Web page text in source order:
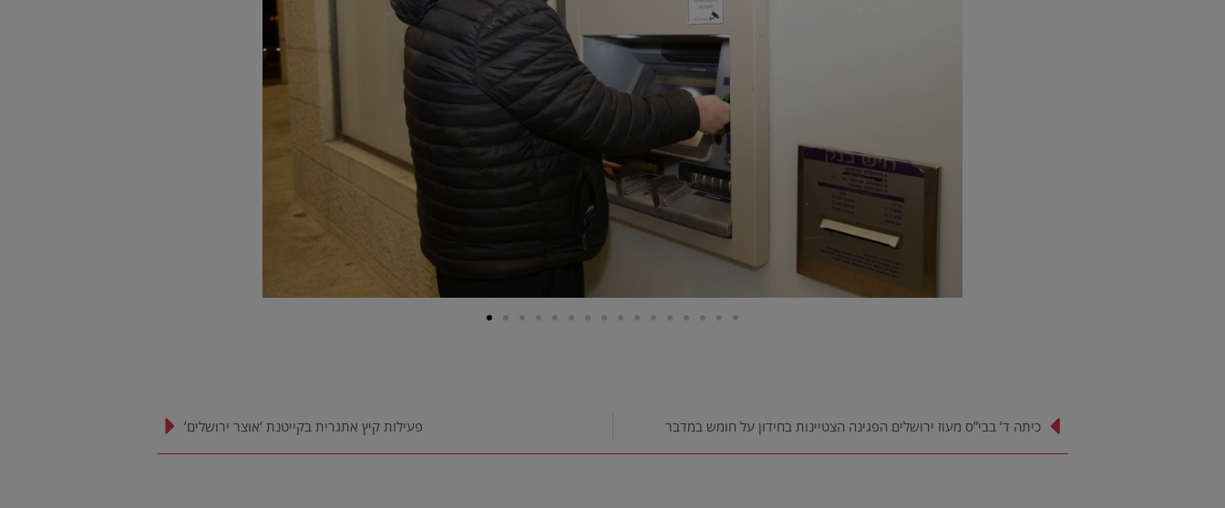
כיתה ד’ בבי”ס מעוז ירושלים הפגינה הצטיינות בחידון על חומש במדבר פעילות קיץ אתגרית בקייטנת ‘אוצר ירושלים’